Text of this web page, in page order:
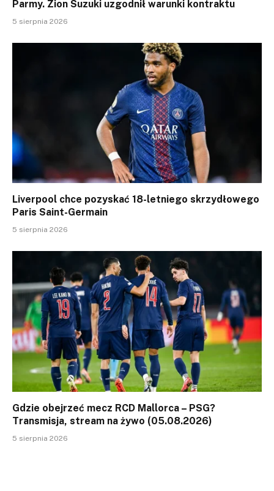
Parmy. Zion Suzuki uzgodnił warunki kontraktu
5 sierpnia 2026
Liverpool chce pozyskać 18-letniego skrzydłowego
Paris Saint-Germain
5 sierpnia 2026
Gdzie obejrzeć mecz RCD Mallorca – PSG?
Transmisja, stream na żywo (05.08.2026)
5 sierpnia 2026